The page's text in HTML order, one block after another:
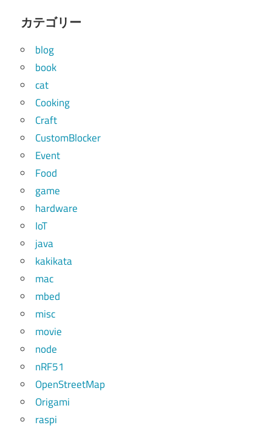
カテゴリー
blog
book
cat
Cooking
Craft
CustomBlocker
Event
Food
game
hardware
IoT
java
kakikata
mac
mbed
misc
movie
node
nRF51
OpenStreetMap
Origami
raspi